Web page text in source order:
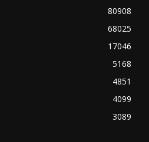
80908
68025
17046
5168
4851
4099
3089